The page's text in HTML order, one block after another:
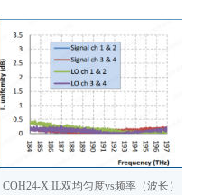
COH24-X IL双均匀度vs频率（波长）